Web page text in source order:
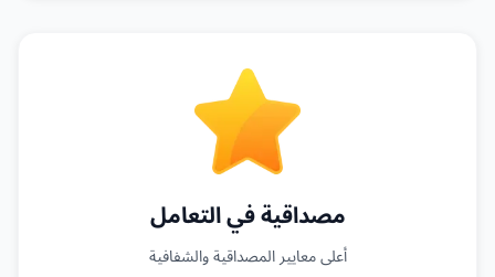
مصداقية في التعامل
أعلى معايير المصداقية والشفافية